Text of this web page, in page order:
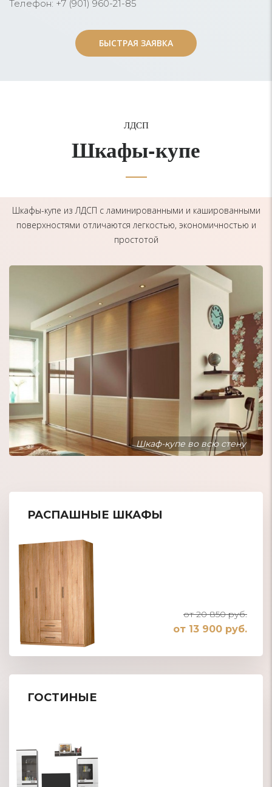
Телефон: +7 (901) 960-21-85
БЫСТРАЯ ЗАЯВКА
БЫСТРАЯ ЗАЯВКА
ЛДСП
Шкафы-купе
Шкафы-купе из ЛДСП с ламинированными и кашированными
поверхностями отличаются легкостью, экономичностью и
простотой
Шкаф-купе встроенный в нишу
РАСПАШНЫЕ ШКАФЫ
от 20 850 руб.
от 13 900 руб.
ГОСТИНЫЕ